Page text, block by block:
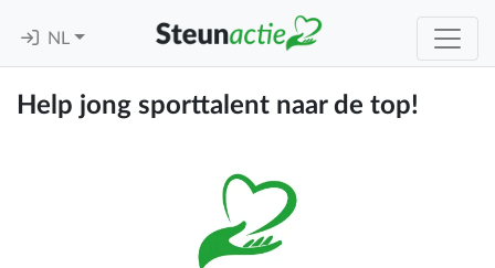
NL
Help jong sporttalent naar de top!